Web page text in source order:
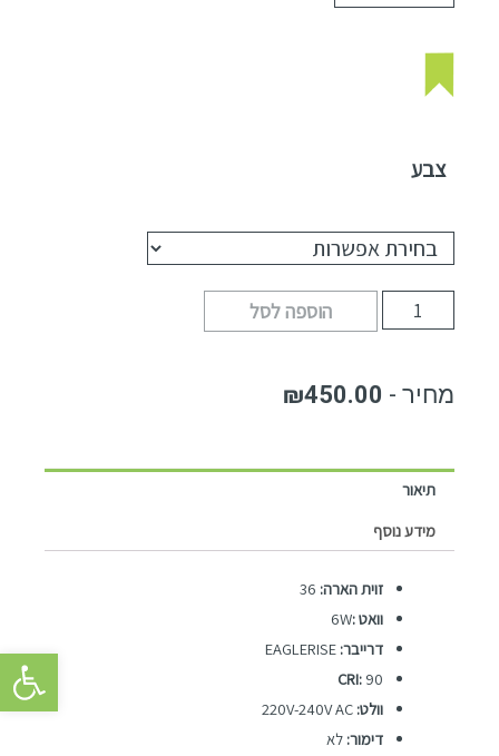
פתח
צבע
הוספה לסל
₪450.00
תיאור
מידע נוסף
זוית הארה: 36
וואט :6W
דרייבר: EAGLERISE
CRI: 90
וולט: 220V-240V AC
דימור: לא